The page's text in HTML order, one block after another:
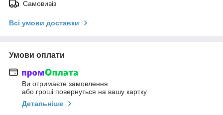
Самовивіз
Всі умови доставки
Умови оплати
Ви отримаєте замовлення
або гроші повернуться на вашу картку
Детальніше